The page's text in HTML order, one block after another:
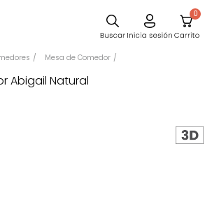
0
Mesa de Comedor
Abigail Natural